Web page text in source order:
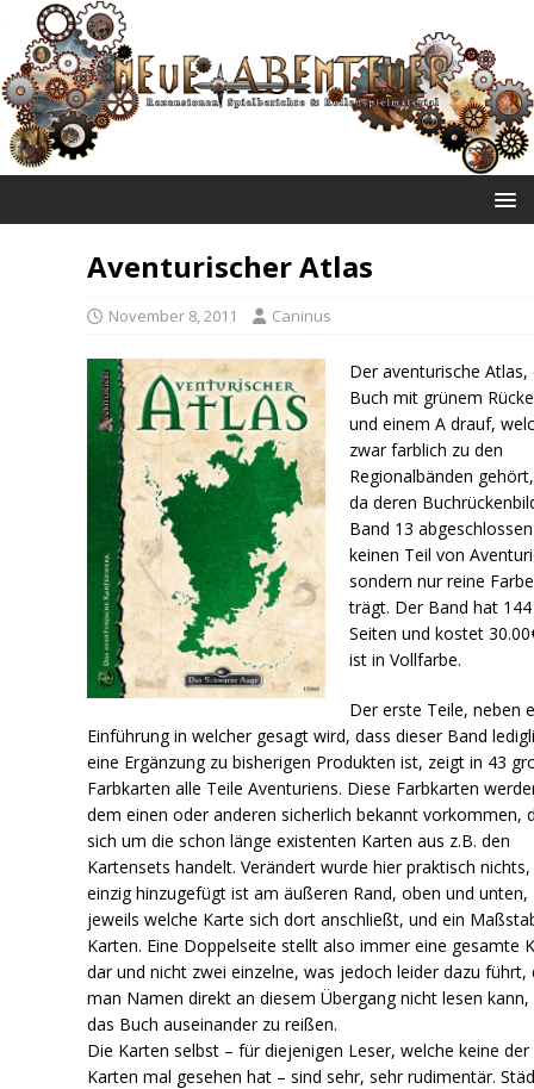
Aventurischer Atlas
November 8, 2011 Caninus
Der aventurische Atlas,
Buch mit grünem
und einem A drauf,
zwar farblich zu den
Regionalbänden
da deren
Band 13
keinen Teil von
sondern nur reine
trägt. Der Band hat 144
Seiten und kostet
ist in Vollfarbe.
Der erste Teile, neben
Einführung in welcher gesagt wird, dass dieser Band
eine Ergänzung zu bisherigen Produkten ist, zeigt in 43
Farbkarten alle Teile Aventuriens. Diese Farbkarten
dem einen oder anderen sicherlich bekannt vorkommen,
sich um die schon länge existenten Karten aus z.B. den
Kartensets handelt. Verändert wurde hier praktisch nichts,
einzig hinzugefügt ist am äußeren Rand, oben und unten,
jeweils welche Karte sich dort anschließt, und ein
Karten. Eine Doppelseite stellt also immer eine gesamte
dar und nicht zwei einzelne, was jedoch leider dazu führt,
man Namen direkt an diesem Übergang nicht lesen
das Buch auseinander zu reißen.
Die Karten selbst – für diejenigen Leser, welche keine
Karten mal gesehen hat – sind sehr, sehr rudimentär.